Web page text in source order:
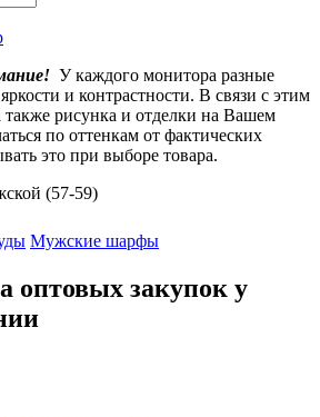
У каждого монитора разные
и контрастности. В связи с этим
также рисунка и отделки на Вашем
по оттенкам от фактических
это при выборе товара.
(57-59)
Мужские шарфы
оптовых закупок у